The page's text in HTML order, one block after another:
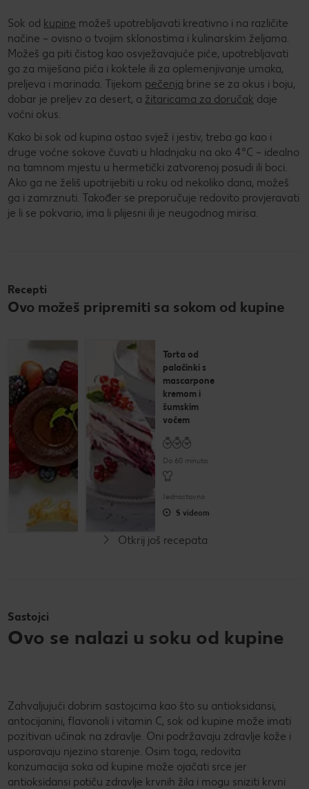
Sok od kupine možeš upotrebljavati kreativno i na različite
načine – ovisno o tvojim sklonostima i kulinarskim željama.
Možeš ga piti čistog kao osvježavajuće piće, upotrebljavati
ga za miješana pića i koktele ili za oplemenjivanje umaka,
preljeva i marinada. Tijekom pečenja brine se za okus i boju,
dobar je preljev za desert, a žitaricama za doručak daje
voćni okus.
Kako bi sok od kupina ostao svjež i jestiv, treba ga kao i
druge voćne sokove čuvati u hladnjaku na oko 4°C – idealno
na tamnom mjestu u hermetički zatvorenoj posudi ili boci.
Ako ga ne želiš upotrijebiti u roku od nekoliko dana, možeš
ga i zamrznuti. Također se preporučuje redovito provjeravati
je li se pokvario, ima li plijesni ili je neugodnog mirisa.
Recepti
Ovo možeš pripremiti sa sokom od kupine
dva umaka i
mariniranim
bobičastim
voćem
Do 60 minuta
Torta od
palačinki s
mascarpone
kremom i
šumskim
voćem
Do 60 minuta
Jednostavno
S videom
Otkrij još recepata
Sastojci
Ovo se nalazi u soku od kupine
Zahvaljujući dobrim sastojcima kao što su antioksidansi,
antocijanini, flavonoli i vitamin C, sok od kupine može imati
pozitivan učinak na zdravlje. Oni podržavaju zdravlje kože i
usporavaju njezino starenje. Osim toga, redovita
konzumacija soka od kupine može ojačati srce jer
antioksidansi potiču zdravlje krvnih žila i mogu sniziti krvni